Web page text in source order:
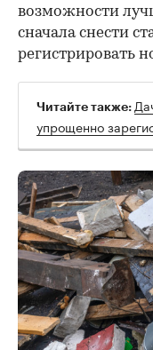
возможности
сначала снести
регистрировать
Читайте также:
упрощенно